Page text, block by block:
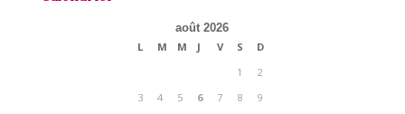
août 2026
L
M M J V S
D
1
2
3
4 5 6 7 8
9